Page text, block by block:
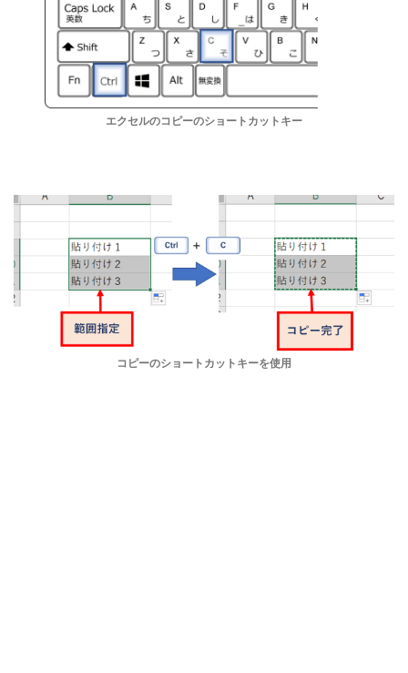
エクセルのコピーのショートカットキー
コピーのショートカットキーを使用